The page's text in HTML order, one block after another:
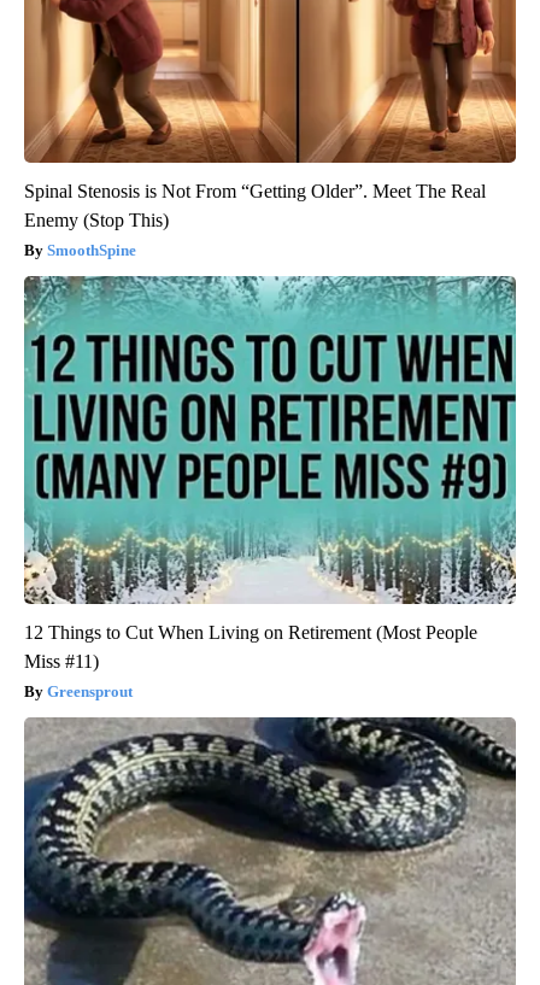
Spinal Stenosis is Not From “Getting Older”. Meet The Real
Enemy (Stop This)
SmoothSpine
12 Things to Cut When Living on Retirement (Most People
Miss #11)
Greensprout